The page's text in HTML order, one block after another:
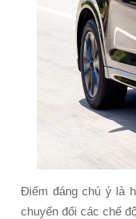
Điểm đáng chú ý là
chuyển đổi các chế